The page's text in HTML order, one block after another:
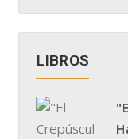
LIBROS